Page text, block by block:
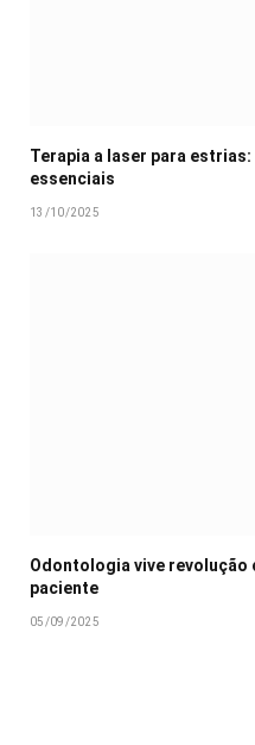
Terapia a laser para
essenciais
13/10/2025
Odontologia vive
paciente
05/09/2025